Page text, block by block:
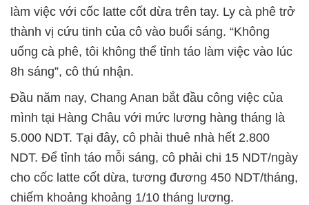
làm việc với cốc latte cốt dừa trên tay. Ly cà phê trở
thành vị cứu tinh của cô vào buổi sáng. “Không
uống cà phê, tôi không thể tỉnh táo làm việc vào lúc
8h sáng”, cô thú nhận.
Đầu năm nay, Chang Anan bắt đầu công việc của
mình tại Hàng Châu với mức lương hàng tháng là
5.000 NDT. Tại đây, cô phải thuê nhà hết 2.800
NDT. Để tỉnh táo mỗi sáng, cô phải chi 15 NDT/ngày
cho cốc latte cốt dừa, tương đương 450 NDT/tháng,
chiếm khoảng khoảng 1/10 tháng lương.